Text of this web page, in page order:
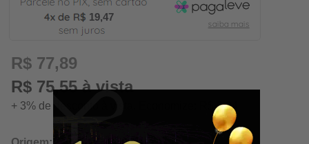
19,47
R$ 77,89
R$ 75,55 à vista
+ 3% de desconto à vista. Economize: R$ 2,34